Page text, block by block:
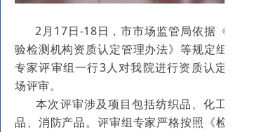
2月17日-18日，市市场监管局依据《检
验检测机构资质认定管理办法》等规定组织
专家评审组一行3人对我院进行资质认定现
场评审。
本次评审涉及项目包括纺织品、化工产
品、消防产品。评审组专家严格按照《检验